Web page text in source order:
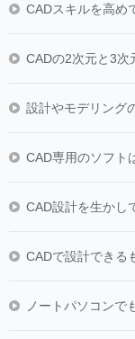
CADスキルを高め
CADの2次元と3次
設計やモデリング
CAD専用のソフト
CAD設計を生かし
CADで設計できる
ノートパソコンで